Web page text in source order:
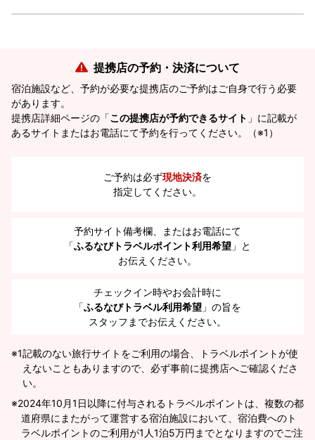
提携店の予約・決済について
宿泊施設など、予約が必要な提携店のご予約はご自身で行う必要
があります。
提携店詳細ページの「この提携店が予約できるサイト 」に記載が
あるサイトまたはお電話にて予約を行ってください。（※1）
ご予約は必ず現地決済を
指定してください。
予約サイト備考欄、またはお電話にて
「ふるなびトラベルポイント利用希望 」と
お伝えください。
チェックイン時やお会計時に
「ふるなびトラベル利用希望 」の旨を
スタッフまでお伝えください。
※1記載のない旅行サイトをご利用の場合、トラベルポイントが使
えないこともありますので、必ず事前に提携店へご確認くださ
い。
2024年10月1日以降に付与されるトラベルポイントは、複数の都
道府県にまたがって運営する宿泊施設において、宿泊費へのト
ラベルポイントのご利用が1人1泊5万円までとなりますのでご注